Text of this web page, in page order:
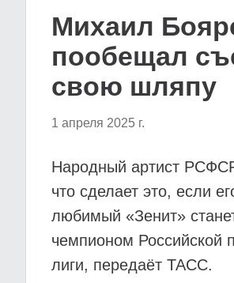
Михаил
пообещал
свою шляпу
1 апреля 2025 г.
Народный артист
что сделает это, если
любимый «Зенит»
чемпионом Российской
лиги, передаёт ТАСС.